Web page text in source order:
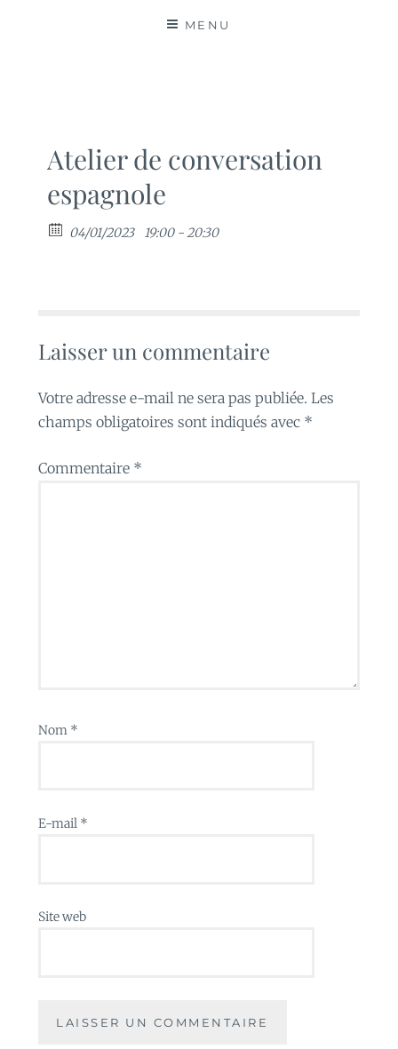
MENU
Atelier de conversation
espagnole
04/01/2023 19:00 - 20:30
Laisser un commentaire
Votre adresse e-mail ne sera pas publiée. Les
champs obligatoires sont indiqués avec *
Commentaire *
Nom *
E-mail *
Site web